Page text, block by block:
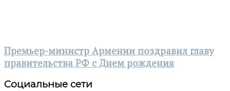
Премьер-министр Армении поздравил главу
правительства РФ с Днем рождения
Социальные сети